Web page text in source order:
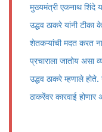
मुख्यमंत्री एकनाथ शिंदे
उद्धव ठाकरे यांनी टीका
शेतकऱ्यांची मदत करत
प्रचाराला जातोय असा
उद्धव ठाकरे म्हणाले
ठाकरेंवर कारवाई